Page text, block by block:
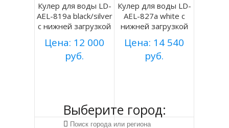
Кулер для воды LD-
AEL-819a black/silver
с нижней загрузкой
Цена: 12 000
руб.
Кулер для воды LD-
AEL-827a white с
нижней загрузкой
Цена: 14 540
руб.
Выберите город: